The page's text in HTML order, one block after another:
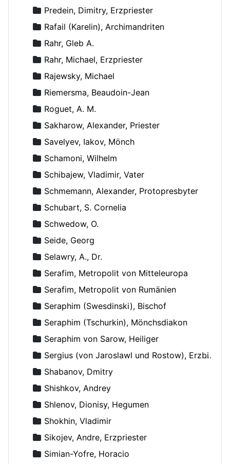
Predein, Dimitry, Erzpriester
Rafail (Karelin), Archimandriten
Rahr, Gleb A.
Rahr, Michael, Erzpriester
Rajewsky, Michael
Riemersma, Beaudoin-Jean
Roguet, A. M.
Sakharow, Alexander, Priester
Savelyev, Iakov, Mönch
Schamoni, Wilhelm
Schibajew, Vladimir, Vater
Schmemann, Alexander, Protopresbyter
Schubart, S. Cornelia
Schwedow, O.
Seide, Georg
Selawry, A., Dr.
Serafim, Metropolit von Mitteleuropa
Serafim, Metropolit von Rumänien
Seraphim (Swesdinski), Bischof
Seraphim (Tschurkin), Mönchsdiakon
Seraphim von Sarow, Heiliger
Sergius (von Jaroslawl und Rostow), Erzbischof
Shabanov, Dmitry
Shishkov, Andrey
Shlenov, Dionisy, Hegumen
Shokhin, Vladimir
Sikojev, Andre, Erzpriester
Simian-Yofre, Horacio